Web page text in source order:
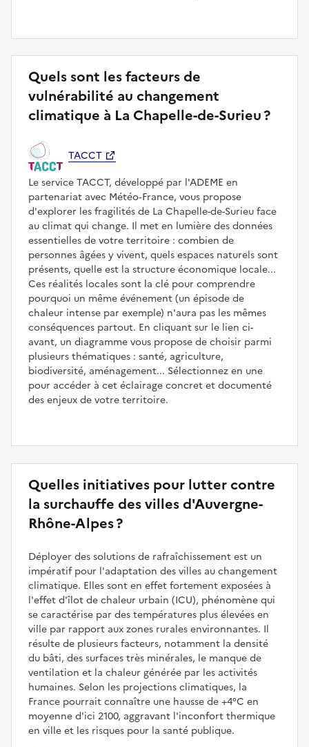
Quels sont les facteurs de
vulnérabilité au changement
climatique à La Chapelle-de-Surieu ?
TACCT
Le service TACCT, développé par l'ADEME en
partenariat avec Météo‑France, vous propose
d'explorer les fragilités de La Chapelle-de-Surieu face
au climat qui change. Il met en lumière des données
essentielles de votre territoire : combien de
personnes âgées y vivent, quels espaces naturels sont
présents, quelle est la structure économique locale...
Ces réalités locales sont la clé pour comprendre
pourquoi un même événement (un épisode de
chaleur intense par exemple) n'aura pas les mêmes
conséquences partout. En cliquant sur le lien ci-
avant, un diagramme vous propose de choisir parmi
plusieurs thématiques : santé, agriculture,
biodiversité, aménagement... Sélectionnez en une
pour accéder à cet éclairage concret et documenté
des enjeux de votre territoire.
Quelles initiatives pour lutter contre
la surchauffe des villes d'Auvergne-
Rhône-Alpes ?
Déployer des solutions de rafraîchissement est un
impératif pour l'adaptation des villes au changement
climatique. Elles sont en effet fortement exposées à
l'effet d'îlot de chaleur urbain (ICU), phénomène qui
se caractérise par des températures plus élevées en
ville par rapport aux zones rurales environnantes. Il
résulte de plusieurs facteurs, notamment la densité
du bâti, des surfaces très minérales, le manque de
ventilation et la chaleur générée par les activités
humaines. Selon les projections climatiques, la
France pourrait connaître une hausse de +4°C en
moyenne d'ici 2100, aggravant l'inconfort thermique
en ville et les risques pour la santé publique.